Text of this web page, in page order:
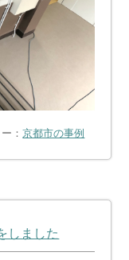
：京都市の事例
しました